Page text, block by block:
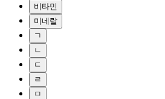
비타민
미네랄
ㄱ
ㄴ
ㄷ
ㄹ
ㅁ